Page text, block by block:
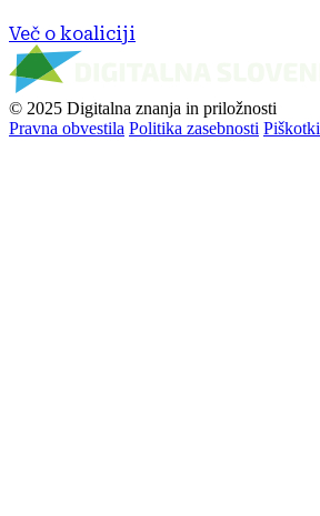
Več o koaliciji
© 2025 Digitalna znanja in priložnosti
Pravna obvestila Politika zasebnosti Piškotki